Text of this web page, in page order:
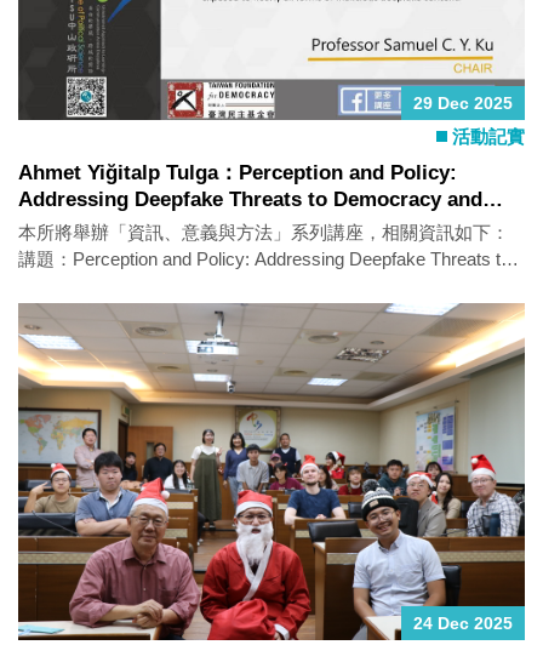
29 Dec 2025
活動記實
Ahmet Yiğitalp Tulga：Perception and Policy:
Addressing Deepfake Threats to Democracy and
Privacy in Taiwan
本所將舉辦「資訊、意義與方法」系列講座，相關資訊如下：
講題：Perception and Policy: Addressing Deepfake Threats to
Tulga （Postdoc Fellow, Institute of Political Science, NSYSU）
時間：2025年12月29日（一）14:00–15:30 地點：政治所演講廳
（社SS 3010-2） 語言：英文 活動亮點： 本演講聚焦於深偽
（deepfake）技術近年在詐騙、政治操弄與聲譽傷害等面向的
實際運用，並探討台灣在面對深偽威脅時的社會認知與政策回
應。講者將分析台灣如何因高度暴露於各類惡意深偽內容，而
逐步形塑其民主治理與隱私保護的應對方式。 主持人：
Professor Samuel C. Y. Ku
24 Dec 2025